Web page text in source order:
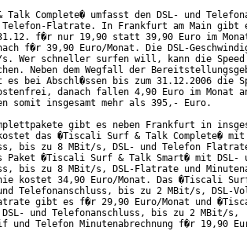
Complete� umfasst den DSL- und
Telefon-Flatrate. In Frankfurt am Main gibt
f�r nur 19,90 statt 39,90 Euro im
f�r 39,90 Euro/Monat. Die DSL-
Wer schneller surfen will, kann die Speed
Neben dem Wegfall der
bei Abschl�ssen bis zum 31.12.2006 die
danach fallen 4,90 Euro im Monat
somit insgesamt mehr als 395,-
gibt es neben Frankfurt in
das �Tiscali Surf & Talk Complete� mit
bis zu 8 MBit/s, DSL- und Telefon
Paket �Tiscali Surf & Talk Smart� mit DSL-
bis zu 8 MBit/s, DSL-Flatrate und
kostet 34,90 Euro/Monat. Das �Tiscali
Telefonanschluss, bis zu 2 MBit/s, DSL-
gibt es f�r 29,90 Euro/Monat und
und Telefonanschluss, bis zu 2 MBit/s,
und Telefon Minutenabrechnung f�r